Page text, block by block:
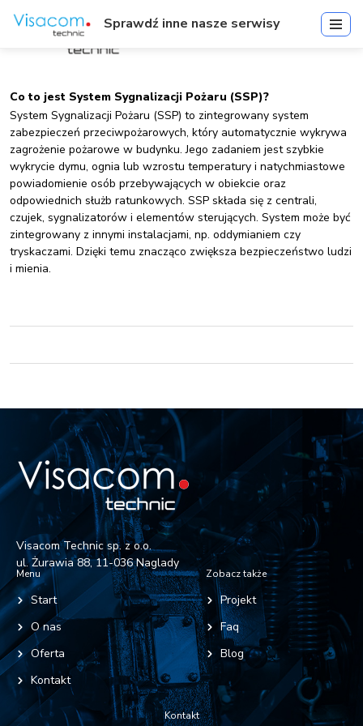
Co to jest System Sygnalizacji Pożaru (SSP)?
System Sygnalizacji Pożaru (SSP) to zintegrowany system
zabezpieczeń przeciwpożarowych, który automatycznie wykrywa
zagrożenie pożarowe w budynku. Jego zadaniem jest szybkie
wykrycie dymu, ognia lub wzrostu temperatury i natychmiastowe
powiadomienie osób przebywających w obiekcie oraz
odpowiednich służb ratunkowych. SSP składa się z centrali,
czujek, sygnalizatorów i elementów sterujących. System może być
zintegrowany z innymi instalacjami, np. oddymianiem czy
tryskaczami. Dzięki temu znacząco zwiększa bezpieczeństwo ludzi
i mienia.
Visacom Technic sp. z o.o.
ul. Żurawia 88, 11-036 Naglady
Menu
Start
O nas
Oferta
Kontakt
Zobacz także
Projekt
Faq
Blog
Kontakt
Sprawdź inne nasze serwisy